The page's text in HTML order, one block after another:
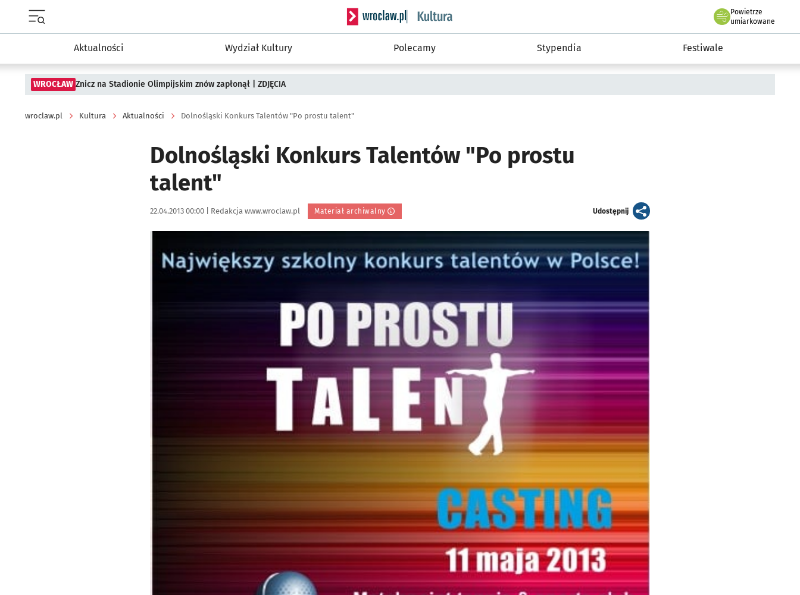
Serwis informacyjny wroclaw.pl podserwis: Kultura
Powietrze
we Wrocławiu
umiarkowane
Aktualności Wydział Kultury Polecamy Stypendia Festiwale
WROCŁAW Znicz na Stadionie Olimpijskim znów zapłonął | ZDJĘCIA
wroclaw.pl Kultura Aktualności Dolnośląski Konkurs Talentów "Po prostu talent"
Dolnośląski Konkurs Talentów "Po prostu
talent"
Data publikacji:
22.04.2013 00:00 | Autor:
Redakcja www.wroclaw.pl Materiał archiwalny Udostępnijartykuł